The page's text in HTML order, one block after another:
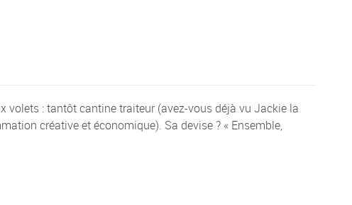
volets : tantôt cantine traiteur (avez-vous déjà vu Jackie la
créative et économique). Sa devise ? « Ensemble,